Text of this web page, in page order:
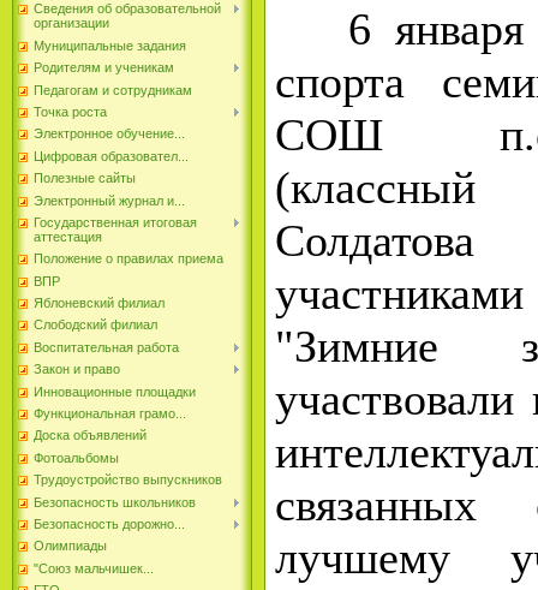
Сведения об образовательной
организации
Муниципальные задания
Родителям и ученикам
Педагогам и сотрудникам
Точка роста
Электронное обучение...
Цифровая образовател...
Полезные сайты
Электронный журнал и...
Государственная итоговая
аттестация
Положение о правилах приема
ВПР
Яблоневский филиал
Слободский филиал
Воспитательная работа
Закон и право
Инновационные площадки
Функциональная грамо...
Доска объявлений
Фотоальбомы
Трудоустройство выпускников
Безопасность школьников
Безопасность дорожно...
Олимпиады
"Союз мальчишек...
6 января
спорта
СОШ
"Зимние
лучшему